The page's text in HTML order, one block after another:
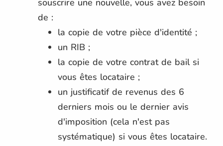
de :
la copie de votre pièce d'identité ;
un RIB ;
la copie de votre contrat de bail si
vous êtes locataire ;
un justificatif de revenus des 6
derniers mois ou le dernier avis
d'imposition (cela n'est pas
systématique) si vous êtes locataire.